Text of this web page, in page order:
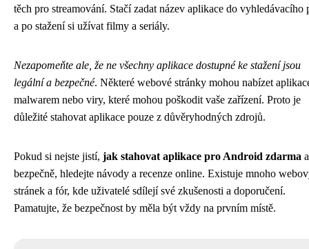
těch pro streamování. Stačí zadat název aplikace do vyhledávacího
a po stažení si užívat filmy a seriály.
Nezapomeňte ale, že ne všechny aplikace dostupné ke stažení jsou
legální a bezpečné. Některé webové stránky mohou nabízet
malwarem nebo viry, které mohou poškodit vaše zařízení. Proto je
důležité stahovat aplikace pouze z důvěryhodných zdrojů.
Pokud si nejste jistí, jak stahovat aplikace pro Android zdarma a
bezpečně, hledejte návody a recenze online. Existuje mnoho
stránek a fór, kde uživatelé sdílejí své zkušenosti a doporučení.
Pamatujte, že bezpečnost by měla být vždy na prvním místě.